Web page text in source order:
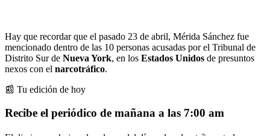
Hay que recordar que el pasado 23 de abril, Mérida Sánchez fue
mencionado dentro de las 10 personas acusadas por el Tribunal de
Distrito Sur de Nueva York, en los Estados Unidos de presuntos
nexos con el narcotráfico.
📰 Tu edición de hoy
Recibe el periódico de mañana a las 7:00 am